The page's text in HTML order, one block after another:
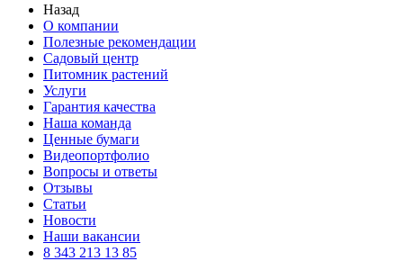
Назад
О компании
Полезные рекомендации
Садовый центр
Питомник растений
Услуги
Гарантия качества
Наша команда
Ценные бумаги
Видеопортфолио
Вопросы и ответы
Отзывы
Статьи
Новости
Наши вакансии
8 343 213 13 85